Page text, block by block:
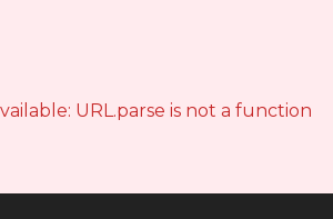
URL.parse is not a function